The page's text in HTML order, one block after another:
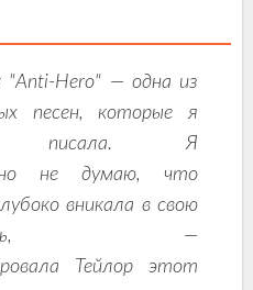
"Anti-Hero" — одна из
песен, которые я
писала. Я
не думаю, что
вникала в свою
—
Тейлор этот